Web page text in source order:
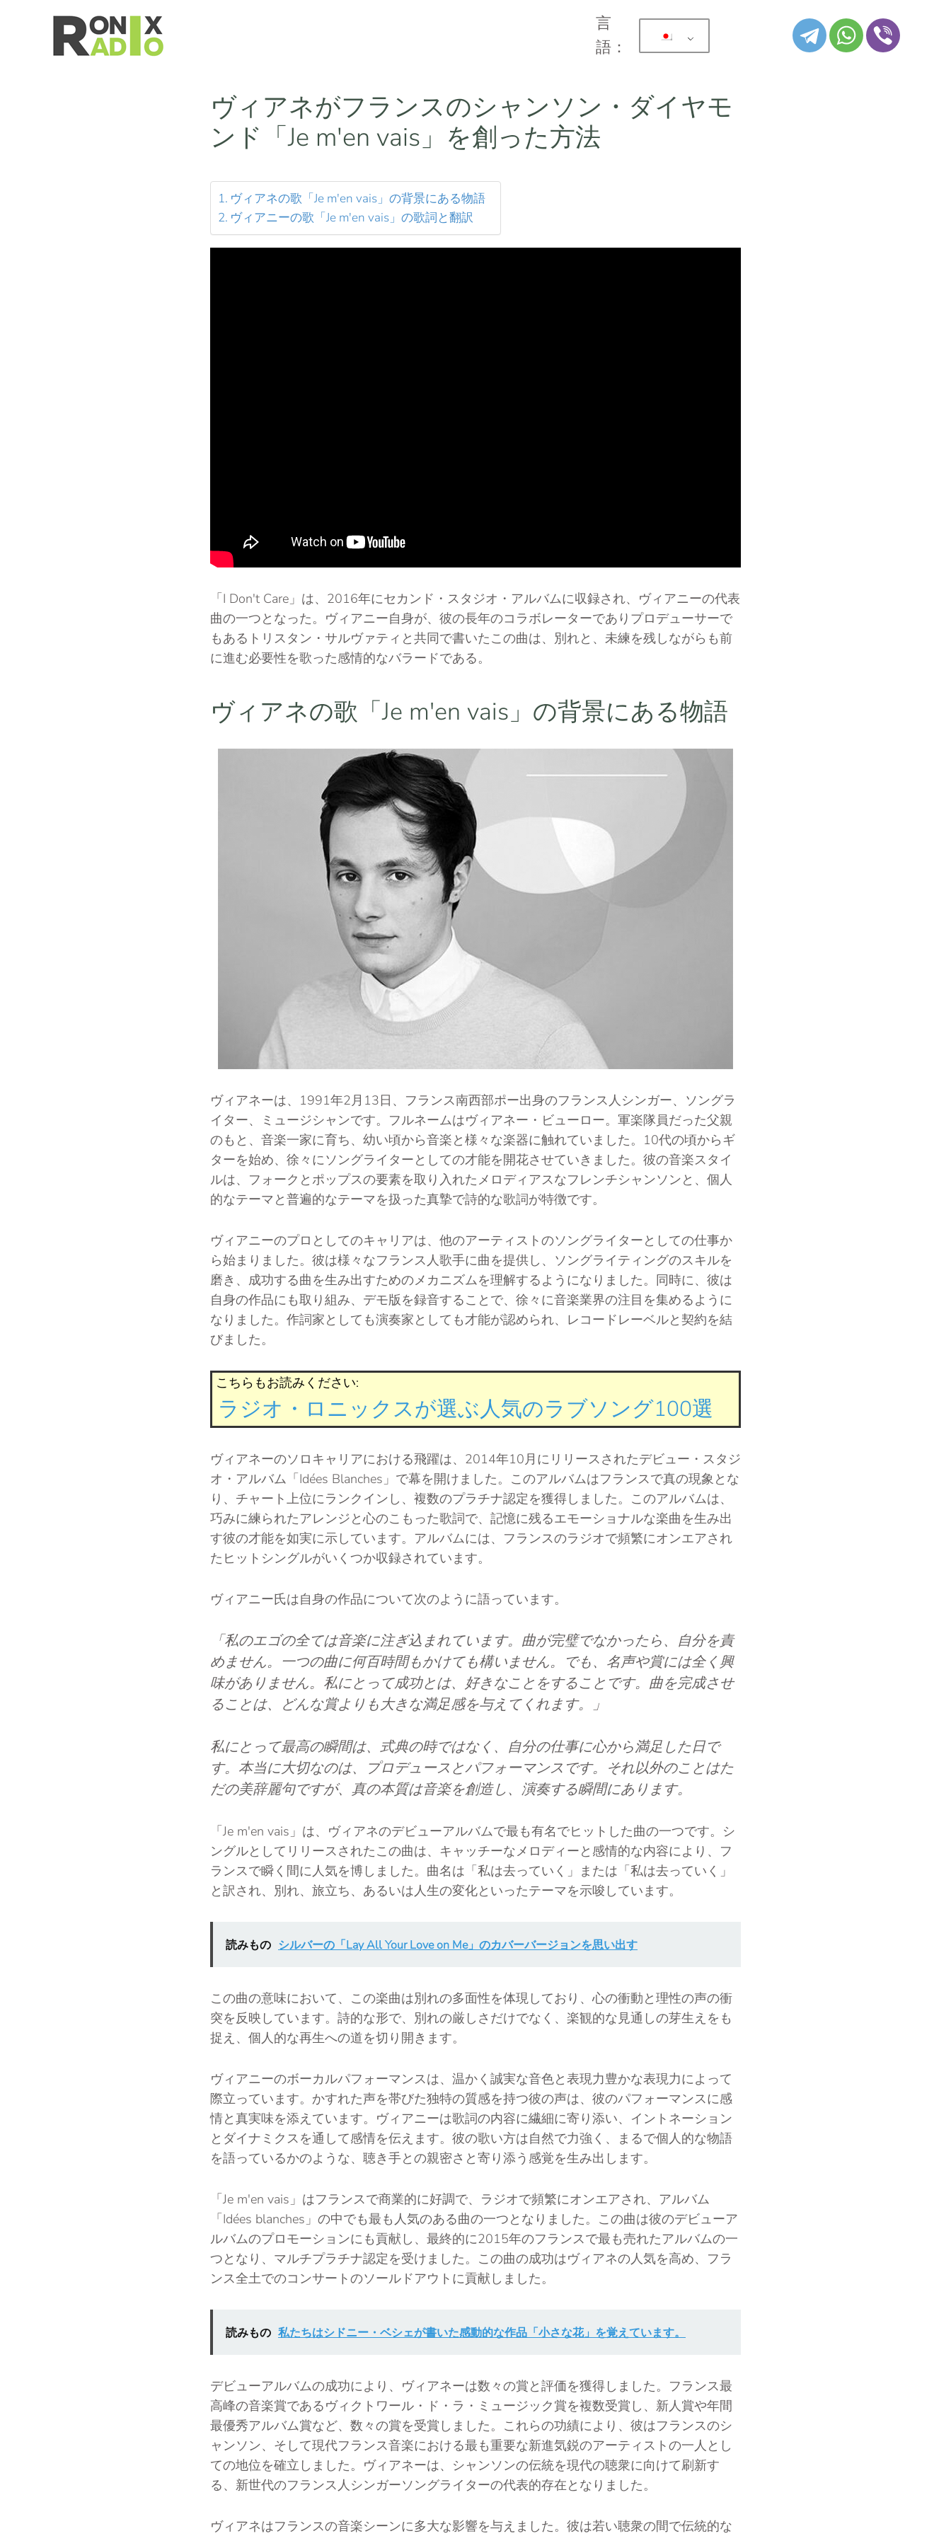
送コンテンツ
言
語：
ヴィアネがフランスのシャンソン・ダイヤモ
ンド「Je m'en vais」を創った方法
ヴィアネの歌「Je m'en vais」の背景にある物語
ヴィアニーの歌「Je m'en vais」の歌詞と翻訳
「I Don't Care」は、2016年にセカンド・スタジオ・アルバムに収録され、ヴィアニーの代表
曲の一つとなった。ヴィアニー自身が、彼の長年のコラボレーターでありプロデューサーで
もあるトリスタン・サルヴァティと共同で書いたこの曲は、別れと、未練を残しながらも前
に進む必要性を歌った感情的なバラードである。
ヴィアネの歌「Je m'en vais」の背景にある物語
ヴィアネーは、1991年2月13日、フランス南西部ポー出身のフランス人シンガー、ソングラ
イター、ミュージシャンです。フルネームはヴィアネー・ビューロー。軍楽隊員だった父親
のもと、音楽一家に育ち、幼い頃から音楽と様々な楽器に触れていました。10代の頃からギ
ターを始め、徐々にソングライターとしての才能を開花させていきました。彼の音楽スタイ
ルは、フォークとポップスの要素を取り入れたメロディアスなフレンチシャンソンと、個人
的なテーマと普遍的なテーマを扱った真摯で詩的な歌詞が特徴です。
ヴィアニーのプロとしてのキャリアは、他のアーティストのソングライターとしての仕事か
ら始まりました。彼は様々なフランス人歌手に曲を提供し、ソングライティングのスキルを
磨き、成功する曲を生み出すためのメカニズムを理解するようになりました。同時に、彼は
自身の作品にも取り組み、デモ版を録音することで、徐々に音楽業界の注目を集めるように
なりました。作詞家としても演奏家としても才能が認められ、レコードレーベルと契約を結
びました。
こちらもお読みください:
ラジオ・ロニックスが選ぶ人気のラブソング100選
ヴィアネーのソロキャリアにおける飛躍は、2014年10月にリリースされたデビュー・スタジ
オ・アルバム「Idées Blanches」で幕を開けました。このアルバムはフランスで真の現象とな
り、チャート上位にランクインし、複数のプラチナ認定を獲得しました。このアルバムは、
巧みに練られたアレンジと心のこもった歌詞で、記憶に残るエモーショナルな楽曲を生み出
す彼の才能を如実に示しています。アルバムには、フランスのラジオで頻繁にオンエアされ
たヒットシングルがいくつか収録されています。
ヴィアニー氏は自身の作品について次のように語っています。
「私のエゴの全ては音楽に注ぎ込まれています。曲が完璧でなかったら、自分を責
めません。一つの曲に何百時間もかけても構いません。でも、名声や賞には全く興
味がありません。私にとって成功とは、好きなことをすることです。曲を完成させ
ることは、どんな賞よりも大きな満足感を与えてくれます。」
私にとって最高の瞬間は、式典の時ではなく、自分の仕事に心から満足した日で
す。本当に大切なのは、プロデュースとパフォーマンスです。それ以外のことはた
だの美辞麗句ですが、真の本質は音楽を創造し、演奏する瞬間にあります。
「Je m'en vais」は、ヴィアネのデビューアルバムで最も有名でヒットした曲の一つです。シ
ングルとしてリリースされたこの曲は、キャッチーなメロディーと感情的な内容により、フ
ランスで瞬く間に人気を博しました。曲名は「私は去っていく」または「私は去っていく」
と訳され、別れ、旅立ち、あるいは人生の変化といったテーマを示唆しています。
読みもの シルバーの「Lay All Your Love on Me」のカバーバージョンを思い出す
この曲の意味において、この楽曲は別れの多面性を体現しており、心の衝動と理性の声の衝
突を反映しています。詩的な形で、別れの厳しさだけでなく、楽観的な見通しの芽生えをも
捉え、個人的な再生への道を切り開きます。
ヴィアニーのボーカルパフォーマンスは、温かく誠実な音色と表現力豊かな表現力によって
際立っています。かすれた声を帯びた独特の質感を持つ彼の声は、彼のパフォーマンスに感
情と真実味を添えています。ヴィアニーは歌詞の内容に繊細に寄り添い、イントネーション
とダイナミクスを通して感情を伝えます。彼の歌い方は自然で力強く、まるで個人的な物語
を語っているかのような、聴き手との親密さと寄り添う感覚を生み出します。
「Je m'en vais」はフランスで商業的に好調で、ラジオで頻繁にオンエアされ、アルバム
「Idées blanches」の中でも最も人気のある曲の一つとなりました。この曲は彼のデビューア
ルバムのプロモーションにも貢献し、最終的に2015年のフランスで最も売れたアルバムの一
つとなり、マルチプラチナ認定を受けました。この曲の成功はヴィアネの人気を高め、フラ
ンス全土でのコンサートのソールドアウトに貢献しました。
読みもの 私たちはシドニー・ベシェが書いた感動的な作品「小さな花」を覚えています。
デビューアルバムの成功により、ヴィアネーは数々の賞と評価を獲得しました。フランス最
高峰の音楽賞であるヴィクトワール・ド・ラ・ミュージック賞を複数受賞し、新人賞や年間
最優秀アルバム賞など、数々の賞を受賞しました。これらの功績により、彼はフランスのシ
ャンソン、そして現代フランス音楽における最も重要な新進気鋭のアーティストの一人とし
ての地位を確立しました。ヴィアネーは、シャンソンの伝統を現代の聴衆に向けて刷新す
る、新世代のフランス人シンガーソングライターの代表的存在となりました。
ヴィアネはフランスの音楽シーンに多大な影響を与えました。彼は若い聴衆の間で伝統的な